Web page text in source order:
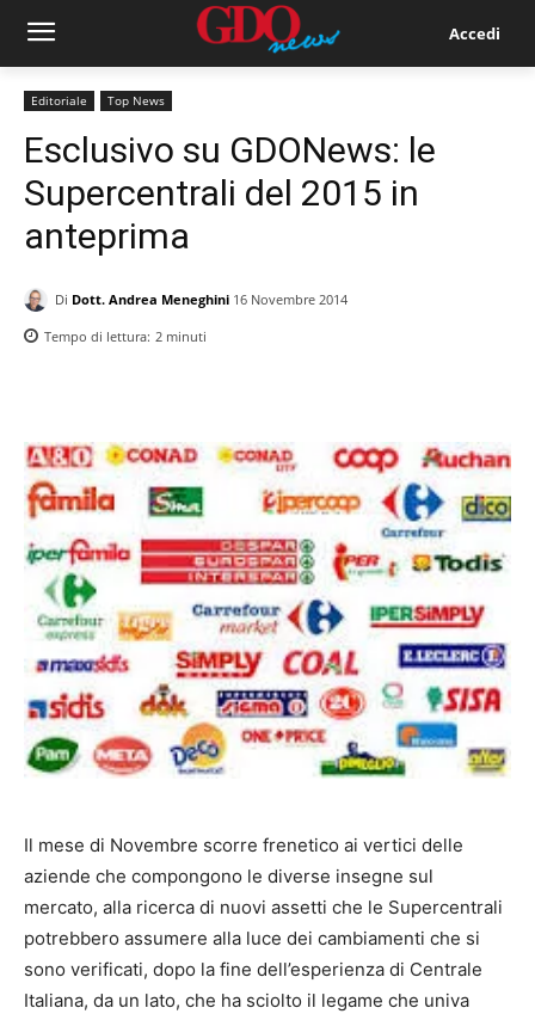
Accedi
Editoriale Top News
Esclusivo su GDONews: le
Supercentrali del 2015 in
anteprima
Di Dott. Andrea Meneghini 16 Novembre 2014
Tempo di lettura: 2 minuti
Il mese di Novembre scorre frenetico ai vertici delle
aziende che compongono le diverse insegne sul
mercato, alla ricerca di nuovi assetti che le Supercentrali
potrebbero assumere alla luce dei cambiamenti che si
sono verificati, dopo la fine dell’esperienza di Centrale
Italiana, da un lato, che ha sciolto il legame che univa